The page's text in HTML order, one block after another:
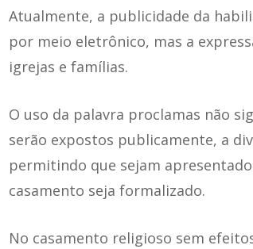
Atualmente, a publicidade da
por meio eletrônico, mas a
igrejas e famílias.
O uso da palavra proclamas não
serão expostos publicamente, a
permitindo que sejam
casamento seja formalizado.
No casamento religioso sem